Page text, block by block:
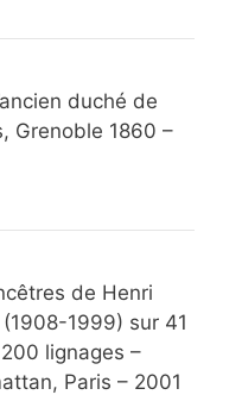
duché de
Grenoble 1860 –
de Henri
1999) sur 41
lignages –
Paris – 2001